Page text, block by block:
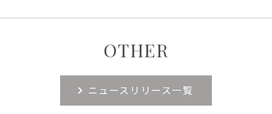
OTHER
ニュースリリース一覧